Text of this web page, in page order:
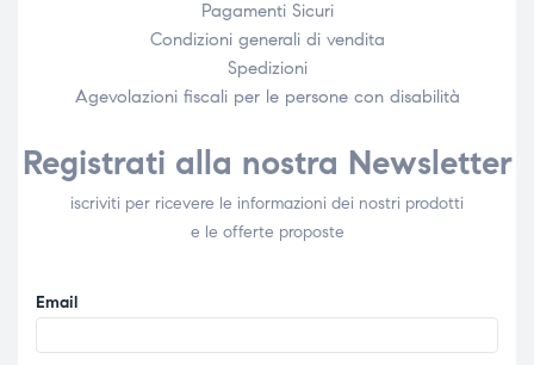
Pagamenti Sicuri
Condizioni generali di vendita
Spedizioni
Agevolazioni fiscali per le persone con disabilità​
Registrati alla nostra Newsletter
iscriviti per ricevere le informazioni dei nostri prodotti
e le offerte proposte
Email